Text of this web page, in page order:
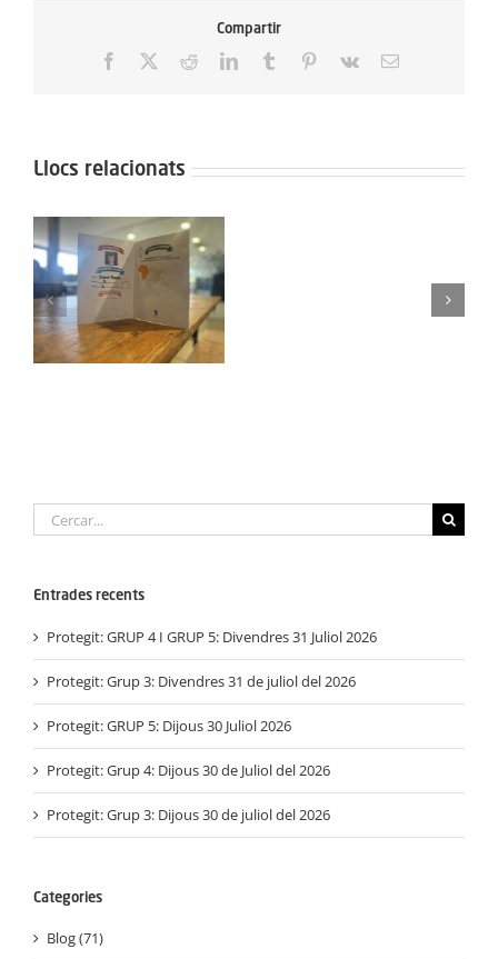
Compartir
Facebook RedditLinkedInTumblr Pinterest
Vk Email:
Llocs relacionats
Protegit: Grup Agost:
Dimarts 2 de
Cerca
…
Entrades recents
Protegit: GRUP 4 I GRUP 5: Divendres 31 Juliol 2026
Protegit: Grup 3: Divendres 31 de juliol del 2026
Protegit: GRUP 5: Dijous 30 Juliol 2026
Protegit: Grup 4: Dijous 30 de Juliol del 2026
Protegit: Grup 3: Dijous 30 de juliol del 2026
Categories
Blog (71)